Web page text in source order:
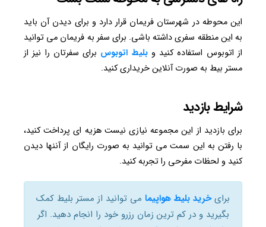
این محوطه در شهرستان فریمان قرار دارد و برای دیدن آن باید
به این منطقه سفری داشته باشی. برای سفر به فریمان می توانید
از اتوبوس استفاده کنید و بلیط اتوبوس برای سفرتان را نیز از
مستر بیط به صورت آنلاین خریداری کنید.
شرایط بازدید
برای بازدید از این مجموعه نیازی نیست هزیه ای پرداخت کنید،
با رفتن به این سمت می توانید به صورت رایگان از آننها دیدن
کنید و لحظات مفرحی را تجربه کنید.
برایخرید بلیط هواپیما می توانید از مستر بلیط کمک
بگیرید و در کم ترین زمان رزرو خود را انجام دهید. اگر